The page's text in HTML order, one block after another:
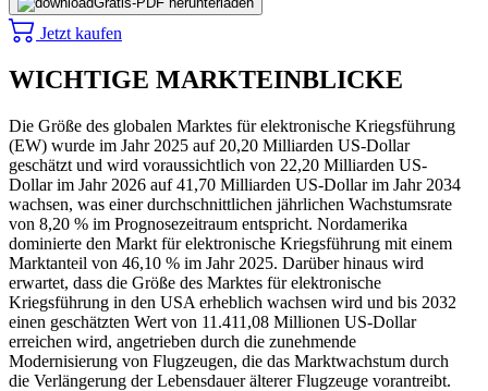
Jetzt kaufen
WICHTIGE MARKTEINBLICKE
Die Größe des globalen Marktes für elektronische Kriegsführung
(EW) wurde im Jahr 2025 auf 20,20 Milliarden US-Dollar
geschätzt und wird voraussichtlich von 22,20 Milliarden US-
Dollar im Jahr 2026 auf 41,70 Milliarden US-Dollar im Jahr 2034
wachsen, was einer durchschnittlichen jährlichen Wachstumsrate
von 8,20 % im Prognosezeitraum entspricht. Nordamerika
dominierte den Markt für elektronische Kriegsführung mit einem
Marktanteil von 46,10 % im Jahr 2025. Darüber hinaus wird
erwartet, dass die Größe des Marktes für elektronische
Kriegsführung in den USA erheblich wachsen wird und bis 2032
einen geschätzten Wert von 11.411,08 Millionen US-Dollar
erreichen wird, angetrieben durch die zunehmende
Modernisierung von Flugzeugen, die das Marktwachstum durch
die Verlängerung der Lebensdauer älterer Flugzeuge vorantreibt.